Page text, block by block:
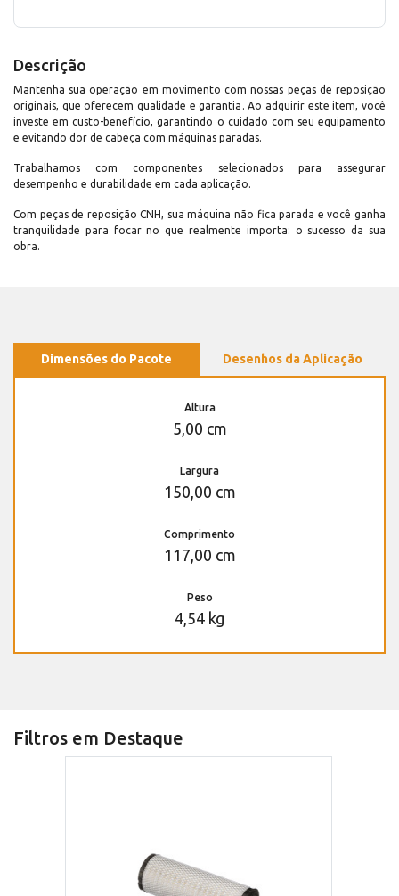
Descrição
Mantenha sua operação em movimento com nossas peças de reposição
originais, que oferecem qualidade e garantia. Ao adquirir este item, você
investe em custo-benefício, garantindo o cuidado com seu equipamento
e evitando dor de cabeça com máquinas paradas.
Trabalhamos com componentes selecionados para assegurar
desempenho e durabilidade em cada aplicação.
Com peças de reposição CNH, sua máquina não fica parada e você ganha
tranquilidade para focar no que realmente importa: o sucesso da sua
obra.
Dimensões do Pacote Desenhos da Aplicação
Altura
5,00 cm
Largura
150,00 cm
Comprimento
117,00 cm
Peso
4,54 kg
Filtros em Destaque